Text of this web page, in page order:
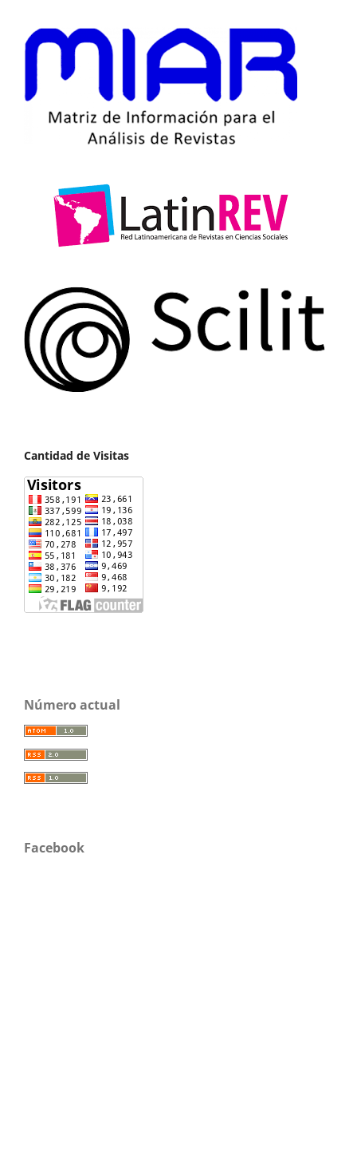
Cantidad de Visitas
Número actual
Facebook